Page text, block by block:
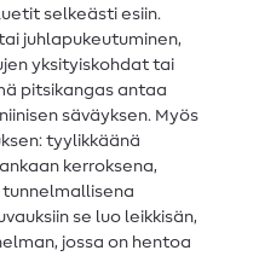
selkeästi esiin.
juhlapukeutuminen,
yksityiskohdat tai
pitsikangas antaa
säväyksen. Myös
tyylikkäänä
kerroksena,
tunnelmallisena
se luo leikkisän,
jossa on hentoa